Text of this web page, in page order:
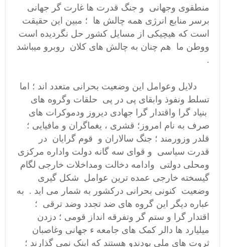
منطقوی وجهانی و جنگ قدرت ها غارت گر جهانی
برسر منابع انرژی همه چالش ها ؛ مبین این حقیقت
است که هیچیکی از مسایل کشور حل نگردیده است
ووطن ما هم چنان به چالش های کلان روبرو میباشد
.
دلایل وعوامل این وضعیت بحرانی متعدد اند ؛ اما
تسلط ونفوذ وابقای پی در پی حلقات وگروه های
بنیاد گرا واقتدار گرا جهادی دیروز ودموکرات های
صرف به نام امروز؛ قشری ، یغماگران و مافیایی ؛
قلدر وزورمند ؛ جنگ سالاران و قوم گرایان در
قدرت سیاسی و قوای سه گانه دولت واداره مرکزی
ومحلی دولتی وادامه دخالت ومداخلات خارجی لگام
گیسخته خارجی عمده ترین عوامل شکل گیری
وضعیت کنونی بحرانی درکشور به شمار می اید . به
عباره دیگر این گروه های ضد تجدد وضد ترقی ؛
اقتدار گرا و ستم گر وتفرقه انداز قومی ؛ دزدن
میلیارد ها دالر کمک های جامعه ء جهانی وغاصبان
ثروت های ملی بودندو هستند که اینک نمی گذارند ؛